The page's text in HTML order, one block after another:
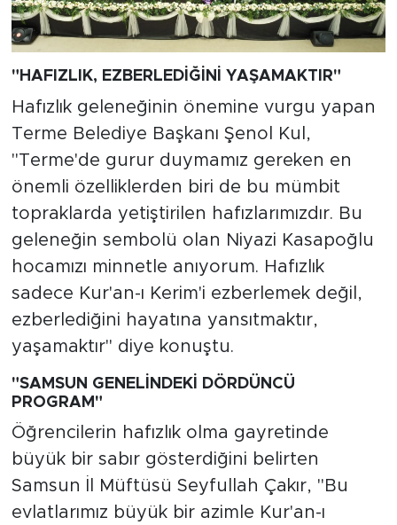
"HAFIZLIK, EZBERLEDİĞİNİ YAŞAMAKTIR"
Hafızlık geleneğinin önemine vurgu yapan
Terme Belediye Başkanı Şenol Kul,
"Terme'de gurur duymamız gereken en
önemli özelliklerden biri de bu mümbit
topraklarda yetiştirilen hafızlarımızdır. Bu
geleneğin sembolü olan Niyazi Kasapoğlu
hocamızı minnetle anıyorum. Hafızlık
sadece Kur'an-ı Kerim'i ezberlemek değil,
ezberlediğini hayatına yansıtmaktır,
yaşamaktır" diye konuştu.
"SAMSUN GENELİNDEKİ DÖRDÜNCÜ
PROGRAM"
Öğrencilerin hafızlık olma gayretinde
büyük bir sabır gösterdiğini belirten
Samsun İl Müftüsü Seyfullah Çakır, "Bu
evlatlarımız büyük bir azimle Kur'an-ı